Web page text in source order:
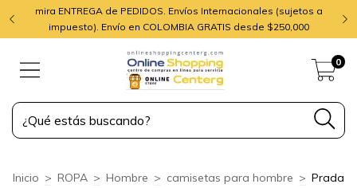
mira ENTREGA de PEDIDOS. Envíos Internacionales (sujetos a
impuesto). Envío en COLOMBIA GRATIS desde $250,000
0
Inicio > ROPA > Hombre > camisetas para hombre > Prada